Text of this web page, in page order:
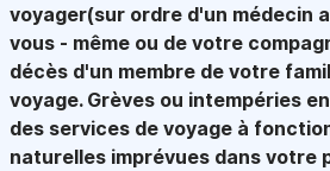
voyager(sur ordre d'un médecin
vous - même ou de votre
décès d'un membre de votre
voyage. Grèves ou intempéries
des services de voyage à
naturelles imprévues dans votre